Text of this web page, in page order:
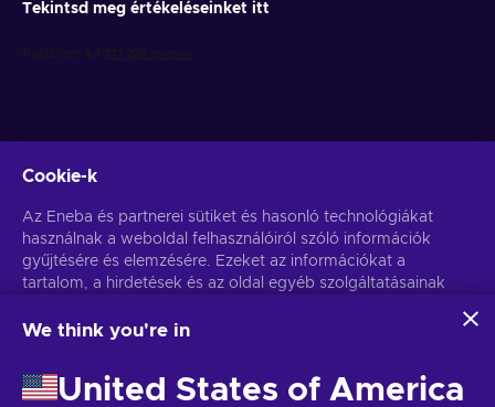
Tekintsd meg értékeléseinket itt
Feliratkozás
You can unsubscribe at any time. Visit Privacy noticefor more
Cookie-k
Az Eneba és partnerei sütiket és hasonló technológiákat
használnak a weboldal felhasználóiról szóló információk
gyűjtésére és elemzésére. Ezeket az információkat a
tartalom, a hirdetések és az oldal egyéb szolgáltatásainak
hirdetések személyre szabásához is felhasználhatjuk.
ahhoz, hogy az Eneba és partnerei ezeket a technológiákat
használják. Hozzájárulását a 'Testreszabás' gombra kattintva
We think you're in
United States of America